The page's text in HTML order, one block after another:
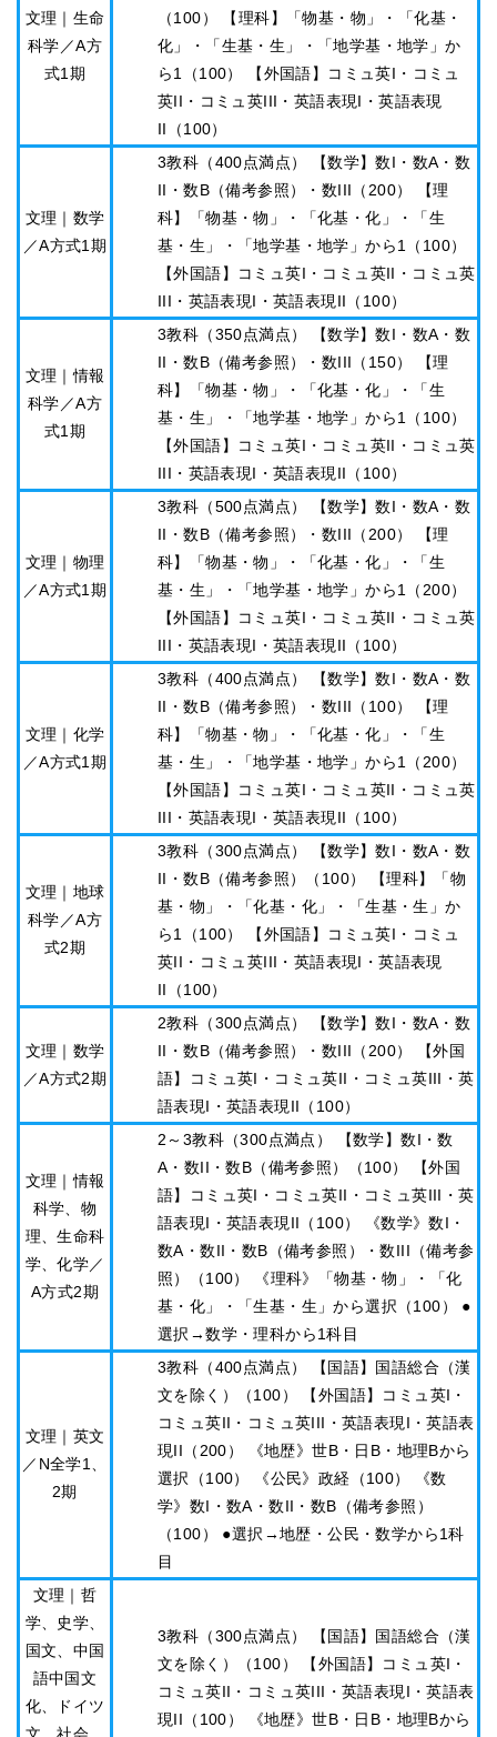
文理｜生命
科学／A方
式1期
（100） 【理科】「物基・物」・「化基・
化」・「生基・生」・「地学基・地学」か
ら1（100） 【外国語】コミュ英I・コミュ
英II・コミュ英III・英語表現I・英語表現
II（100）
文理｜数学
／A方式1期
3教科（400点満点） 【数学】数I・数A・数
II・数B（備考参照）・数III（200） 【理
科】「物基・物」・「化基・化」・「生
基・生」・「地学基・地学」から1（100）
【外国語】コミュ英I・コミュ英II・コミュ英
III・英語表現I・英語表現II（100）
文理｜情報
科学／A方
式1期
3教科（350点満点） 【数学】数I・数A・数
II・数B（備考参照）・数III（150） 【理
科】「物基・物」・「化基・化」・「生
基・生」・「地学基・地学」から1（100）
【外国語】コミュ英I・コミュ英II・コミュ英
III・英語表現I・英語表現II（100）
文理｜物理
／A方式1期
3教科（500点満点） 【数学】数I・数A・数
II・数B（備考参照）・数III（200） 【理
科】「物基・物」・「化基・化」・「生
基・生」・「地学基・地学」から1（200）
【外国語】コミュ英I・コミュ英II・コミュ英
III・英語表現I・英語表現II（100）
文理｜化学
／A方式1期
3教科（400点満点） 【数学】数I・数A・数
II・数B（備考参照）・数III（100） 【理
科】「物基・物」・「化基・化」・「生
基・生」・「地学基・地学」から1（200）
【外国語】コミュ英I・コミュ英II・コミュ英
III・英語表現I・英語表現II（100）
文理｜地球
科学／A方
式2期
3教科（300点満点） 【数学】数I・数A・数
II・数B（備考参照）（100） 【理科】「物
基・物」・「化基・化」・「生基・生」か
ら1（100） 【外国語】コミュ英I・コミュ
英II・コミュ英III・英語表現I・英語表現
II（100）
文理｜数学
／A方式2期
2教科（300点満点） 【数学】数I・数A・数
II・数B（備考参照）・数III（200） 【外国
語】コミュ英I・コミュ英II・コミュ英III・英
語表現I・英語表現II（100）
文理｜情報
科学、物
理、生命科
学、化学／
A方式2期
2～3教科（300点満点） 【数学】数I・数
A・数II・数B（備考参照）（100） 【外国
語】コミュ英I・コミュ英II・コミュ英III・英
語表現I・英語表現II（100） 《数学》数I・
数A・数II・数B（備考参照）・数III（備考参
照）（100） 《理科》「物基・物」・「化
基・化」・「生基・生」から選択（100） ●
選択→数学・理科から1科目
文理｜英文
／N全学1、
2期
3教科（400点満点） 【国語】国語総合（漢
文を除く）（100） 【外国語】コミュ英I・
コミュ英II・コミュ英III・英語表現I・英語表
現II（200） 《地歴》世B・日B・地理Bから
選択（100） 《公民》政経（100） 《数
学》数I・数A・数II・数B（備考参照）
（100） ●選択→地歴・公民・数学から1科
目
文理｜哲
学、史学、
国文、中国
語中国文
化、ドイツ
文、社会、
3教科（300点満点） 【国語】国語総合（漢
文を除く）（100） 【外国語】コミュ英I・
コミュ英II・コミュ英III・英語表現I・英語表
現II（100） 《地歴》世B・日B・地理Bから